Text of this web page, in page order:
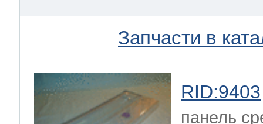
Запчасти в
RID:9403
панель